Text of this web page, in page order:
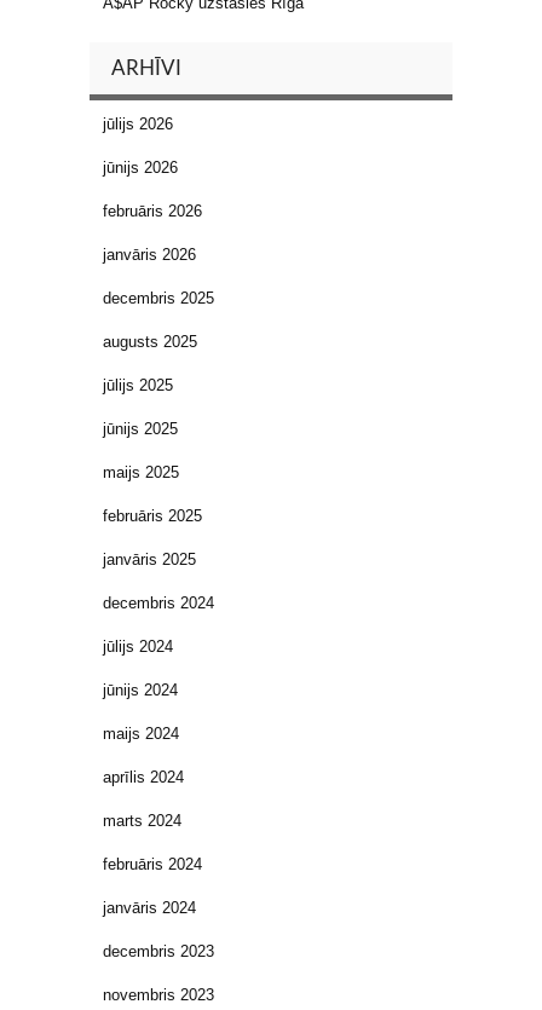
ARHĪVI
jūlijs 2026
jūnijs 2026
februāris 2026
janvāris 2026
decembris 2025
augusts 2025
jūlijs 2025
jūnijs 2025
maijs 2025
februāris 2025
janvāris 2025
decembris 2024
jūlijs 2024
jūnijs 2024
maijs 2024
aprīlis 2024
marts 2024
februāris 2024
janvāris 2024
decembris 2023
novembris 2023